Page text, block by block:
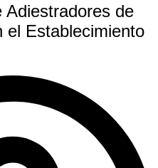
Adiestradores de
el Establecimiento